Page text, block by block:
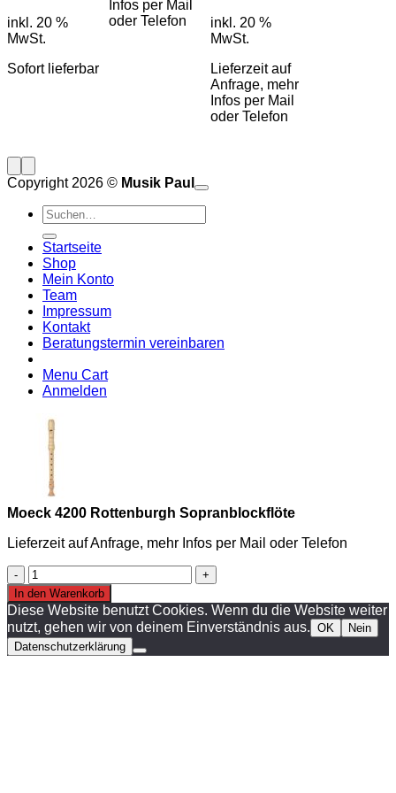
inkl. 20 %
MwSt.
Sofort lieferbar
Infos per Mail
oder Telefon
inkl. 20 %
MwSt.
Lieferzeit auf
Anfrage, mehr
Infos per Mail
oder Telefon
Copyright 2026 © Musik Paul
Suchen
nach:
Startseite
Shop
Mein Konto
Team
Impressum
Kontakt
Beratungstermin vereinbaren
Menu Cart
Anmelden
Moeck 4200 Rottenburgh Sopranblockflöte
Lieferzeit auf Anfrage, mehr Infos per Mail oder Telefon
Moeck
4200
Rottenburgh
Sopranblockflöte
Menge
In den Warenkorb
Diese Website benutzt Cookies. Wenn du die Website weiter
nutzt, gehen wir von deinem Einverständnis aus. OK
Nein
Datenschutzerklärung